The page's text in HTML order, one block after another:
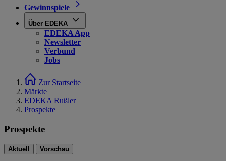
Gewinnspiele
Über EDEKA
EDEKA App
Newsletter
Verbund
Jobs
Zur Startseite
Märkte
EDEKA Rußler
Prospekte
Prospekte
Aktuell Vorschau